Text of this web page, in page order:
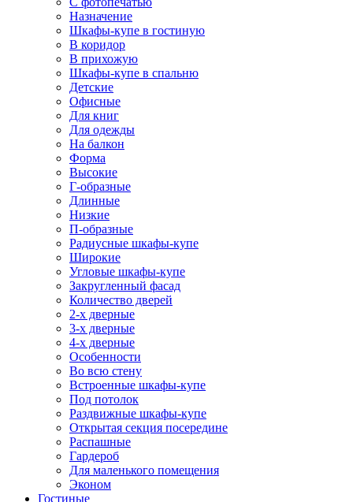
Назначение
Шкафы-купе в гостиную
В коридор
В прихожую
Шкафы-купе в спальню
Детские
Офисные
Для книг
Для одежды
На балкон
Форма
Высокие
Г-образные
Длинные
Низкие
П-образные
Радиусные шкафы-купе
Широкие
Угловые шкафы-купе
Закругленный фасад
Количество дверей
2-х дверные
3-х дверные
4-х дверные
Особенности
Во всю стену
Встроенные шкафы-купе
Под потолок
Раздвижные шкафы-купе
Открытая секция посередине
Распашные
Гардероб
Для маленького помещения
Эконом
Гостиные